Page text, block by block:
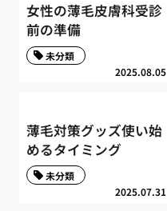
女性の薄毛皮膚科受診
前の準備
2025.08.05
未分類
薄毛対策グッズ使い始
めるタイミング
2025.07.31
未分類